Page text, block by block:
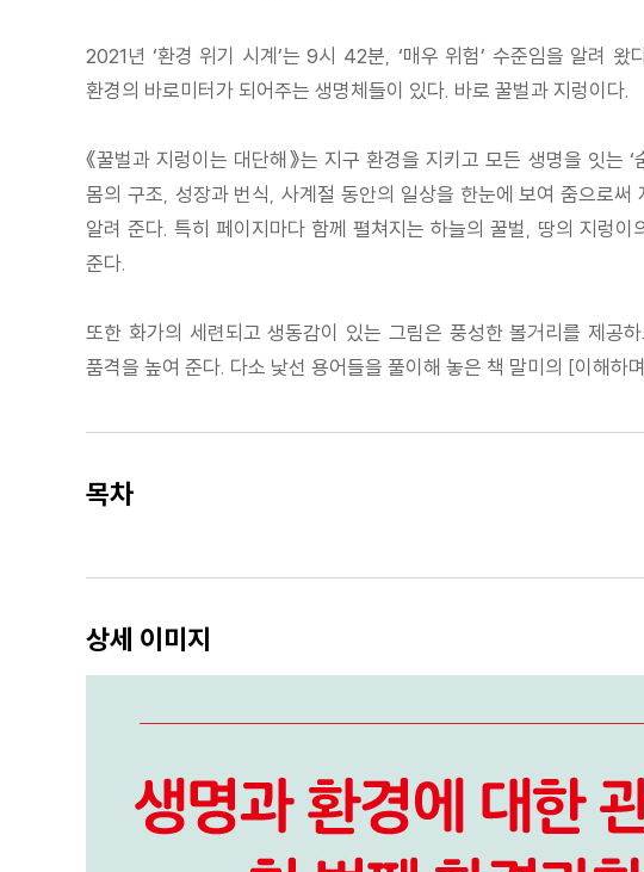
2021년 ‘환경 위기 시계’는 9시 42분, ‘매우 위험’ 수준임을 알려
환경의 바로미터가 되어주는 생명체들이 있다. 바로 꿀벌과 지렁이다.
《꿀벌과 지렁이는 대단해》는 지구 환경을 지키고 모든 생명을 잇
몸의 구조, 성장과 번식, 사계절 동안의 일상을 한눈에 보여 줌으로
알려 준다. 특히 페이지마다 함께 펼쳐지는 하늘의 꿀벌, 땅의 지렁
준다.
또한 화가의 세련되고 생동감이 있는 그림은 풍성한 볼거리를 제공
품격을 높여 준다. 다소 낯선 용어들을 풀이해 놓은 책 말미의 [이해
목차
상세 이미지